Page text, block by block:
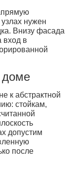
нужен
Внизу фасада
вход в
доме
к абстрактной
стойкам,
допустим
после